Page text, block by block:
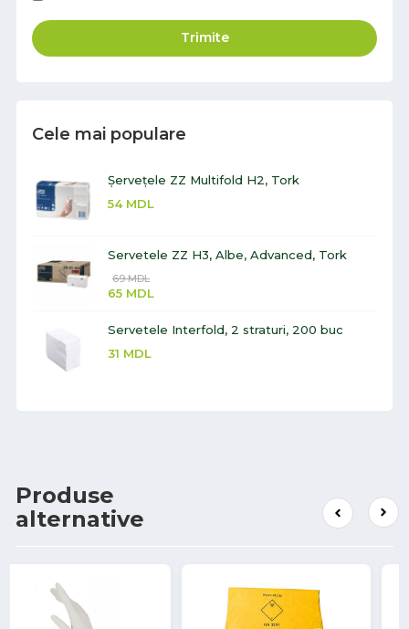
Trimite
Cele mai populare
Șervețele ZZ Multifold H2, Tork
54 MDL
Servetele ZZ H3, Albe, Advanced, Tork
69MDL
65 MDL
Servetele Interfold, 2 straturi, 200 buc
31 MDL
Produse
alternative